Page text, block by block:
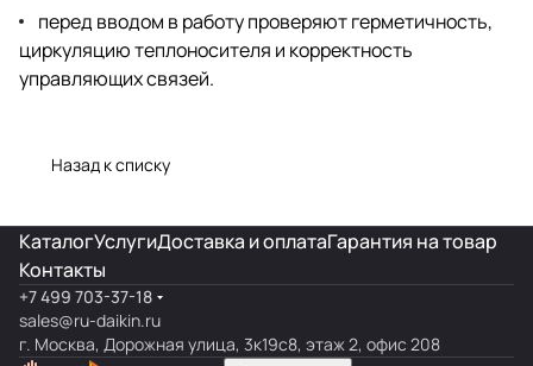
перед вводом в работу проверяют герметичность,
циркуляцию теплоносителя и корректность
управляющих связей.
Назад к списку
КаталогУслугиДоставка и оплатаГарантия на товар
Контакты
+7 499 703-37-18
sales@ru-daikin.ru
г. Москва, Дорожная улица, 3к19с8, этаж 2, офис 208